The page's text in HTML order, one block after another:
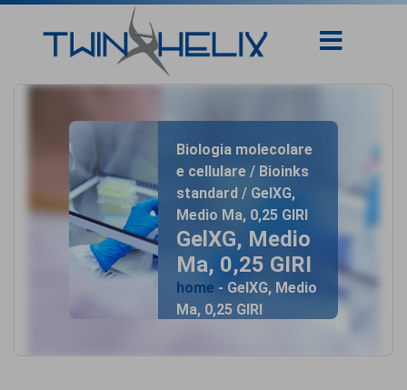
Biologia molecolare
e cellulare / Bioinks
standard / GelXG,
Medio Ma, 0,25 GIRI
GelXG, Medio
Ma, 0,25 GIRI
home - GelXG, Medio
Ma, 0,25 GIRI